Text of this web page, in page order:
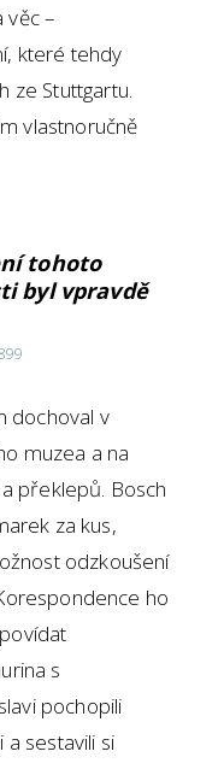
věc –
které tehdy
ze Stuttgartu.
vlastnoručně
tohoto
byl vpravdě
dochoval v
muzea a na
překlepů. Bosch
za kus,
odzkoušení
ho
s
pochopili
a sestavili si